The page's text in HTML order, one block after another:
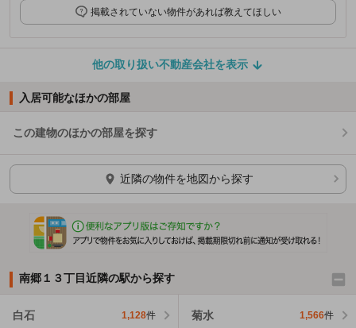
掲載されていない物件があれば教えてほしい
他の取り扱い不動産会社を表示
入居可能なほかの部屋
この建物のほかの部屋を探す
ほかの部屋を検索中…
近隣の物件を地図から探す
南郷１３丁目近隣の駅から探す
白石 1,128件 菊水 1,566件